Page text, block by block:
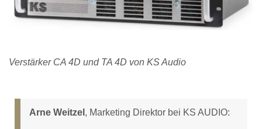
Verstärker CA 4D und TA 4D von KS Audio
Arne Weitzel , Marketing Direktor bei KS AUDIO: